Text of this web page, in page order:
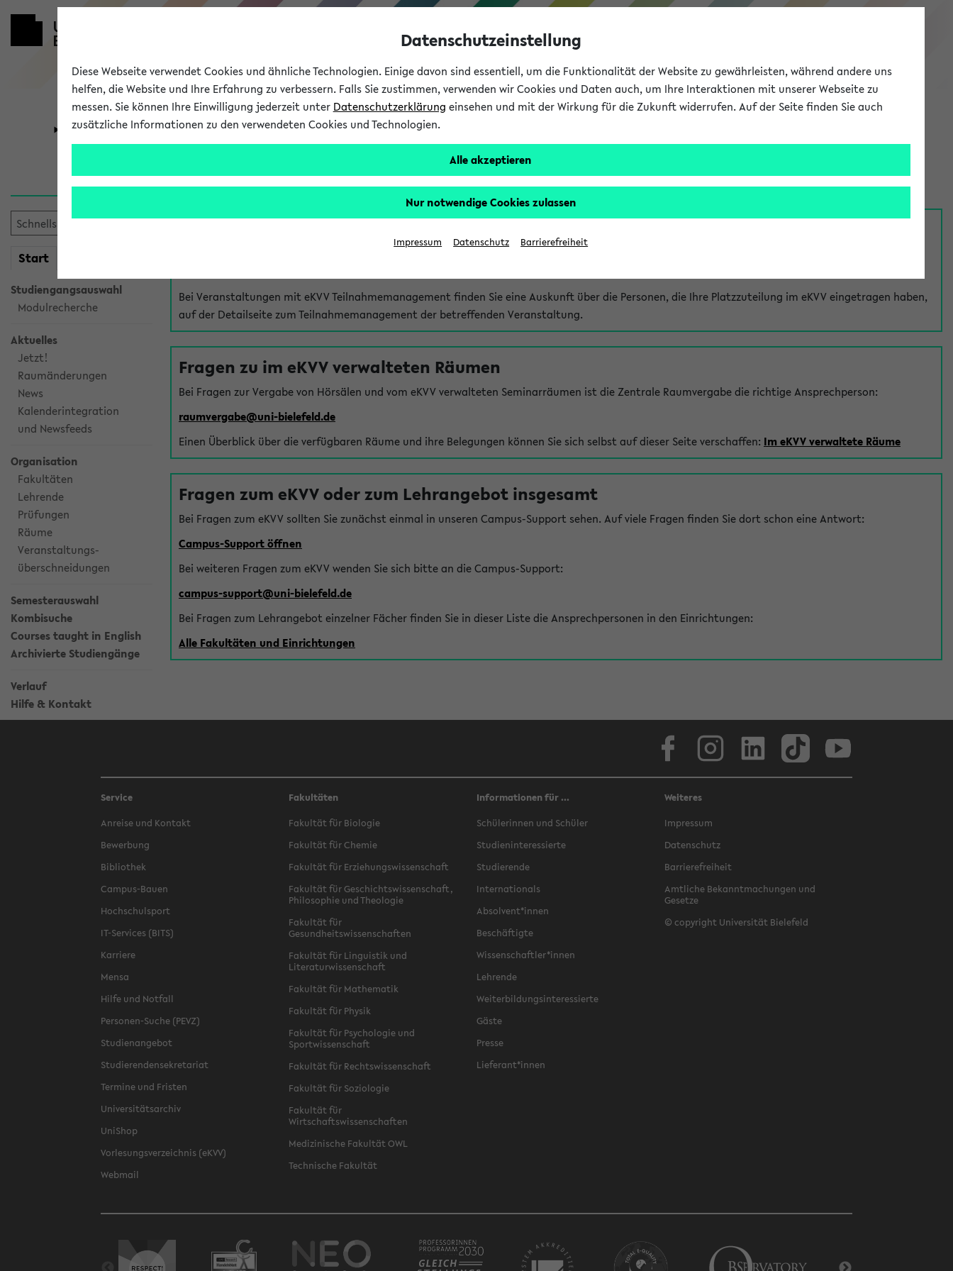
eKVV
Universität Forschung Studium
Start
Studiengangsauswahl
Modulrecherche
Aktuelles
Jetzt!
Raumänderungen
News
Kalenderintegration
und Newsfeeds
Organisation
Fakultäten
Lehrende
Prüfungen
Räume
Veranstaltungs-
überschneidungen
Semesterauswahl
Kombisuche
Courses taught in English
Archivierte Studiengänge
Verlauf
Hilfe & Kontakt
Hilfe & Kontakt
Bei Veranstaltungen mit eKVV Teilnahmemanagement finden Sie eine Auskunft über die Personen, die Ihre Platzzuteilung im eKVV eingetragen haben,
auf der Detailseite zum Teilnahmemanagement der betreffenden Veranstaltung.
Fragen zu im eKVV verwalteten Räumen
Bei Fragen zur Vergabe von Hörsälen und vom eKVV verwalteten Seminarräumen ist die Zentrale Raumvergabe die richtige Ansprechperson:
raumvergabe@uni-bielefeld.de
Einen Überblick über die verfügbaren Räume und ihre Belegungen können Sie sich selbst auf dieser Seite verschaffen: Im eKVV verwaltete Räume
Fragen zum eKVV oder zum Lehrangebot insgesamt
Bei Fragen zum eKVV sollten Sie zunächst einmal in unseren Campus-Support sehen. Auf viele Fragen finden Sie dort schon eine Antwort:
Campus-Support öffnen
Bei weiteren Fragen zum eKVV wenden Sie sich bitte an die Campus-Support:
campus-support@uni-bielefeld.de
Bei Fragen zum Lehrangebot einzelner Fächer finden Sie in dieser Liste die Ansprechpersonen in den Einrichtungen:
Alle Fakultäten und Einrichtungen
Service
Anreise und Kontakt
Bewerbung
Bibliothek
Campus-Bauen
Hochschulsport
IT-Services (BITS)
Karriere
Mensa
Hilfe und Notfall
Personen-Suche (PEVZ)
Studienangebot
Studierendensekretariat
Termine und Fristen
Universitätsarchiv
UniShop
Vorlesungsverzeichnis (eKVV)
Webmail
Fakultäten
Fakultät für Biologie
Fakultät für Chemie
Fakultät für Erziehungswissenschaft
Fakultät für Geschichtswissenschaft,
Philosophie und Theologie
Fakultät für
Gesundheitswissenschaften
Fakultät für Linguistik und
Literaturwissenschaft
Fakultät für Mathematik
Fakultät für Physik
Fakultät für Psychologie und
Sportwissenschaft
Fakultät für Rechtswissenschaft
Fakultät für Soziologie
Fakultät für
Wirtschaftswissenschaften
Medizinische Fakultät OWL
Technische Fakultät
Informationen für ...
Schülerinnen und Schüler
Studieninteressierte
Studierende
Internationals
Absolvent*innen
Beschäftigte
Wissenschaftler*innen
Lehrende
Weiterbildungsinteressierte
Gäste
Presse
Lieferant*innen
Weiteres
Impressum
Datenschutz
Barrierefreiheit
Amtliche Bekanntmachungen und
Gesetze
© copyright Universität Bielefeld
Datenschutzeinstellung
Diese Webseite verwendet Cookies und ähnliche Technologien. Einige davon sind essentiell, um die Funktionalität der Website zu gewährleisten, während andere uns
helfen, die Website und Ihre Erfahrung zu verbessern. Falls Sie zustimmen, verwenden wir Cookies und Daten auch, um Ihre Interaktionen mit unserer Webseite zu
messen. Sie können Ihre Einwilligung jederzeit unter Datenschutzerklärung einsehen und mit der Wirkung für die Zukunft widerrufen. Auf der Seite finden Sie auch
zusätzliche Informationen zu den verwendeten Cookies und Technologien.
Alle akzeptieren
Nur notwendige Cookies zulassen
Impressum Datenschutz Barrierefreiheit